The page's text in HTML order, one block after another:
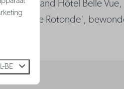
het Grand Hôtel Belle
als 'De Rotonde',
BE